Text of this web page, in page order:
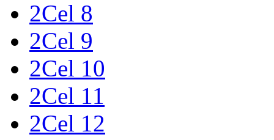
2Cel 8
2Cel 9
2Cel 10
2Cel 11
2Cel 12